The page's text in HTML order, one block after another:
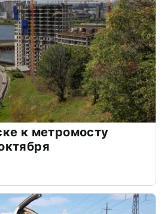
к метромосту